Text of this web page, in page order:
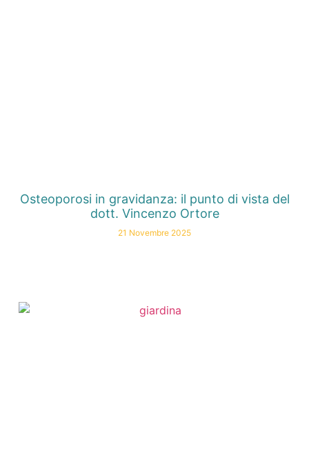
Osteoporosi in gravidanza: il punto di vista del
dott. Vincenzo Ortore
21 Novembre 2025